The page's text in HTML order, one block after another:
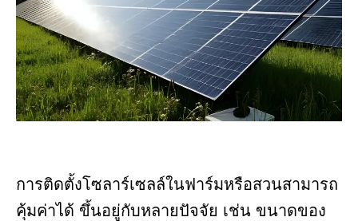
การติดตั้งโซลาร์เซลล์ในฟาร์มหรือสวนสามารถ
คุ้มค่าได้ ขึ้นอยู่กับหลายปัจจัย เช่น ขนาดของ